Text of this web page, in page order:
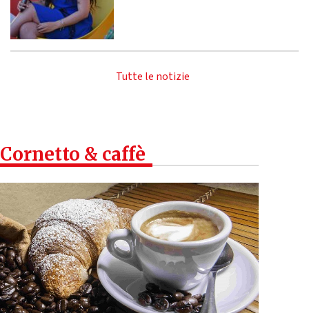
Tutte le notizie
Cornetto & caffè